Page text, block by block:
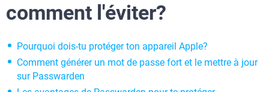
comment l'éviter?
Pourquoi dois-tu protéger ton appareil Apple?
Comment générer un mot de passe fort et le mettre à jour
sur Passwarden